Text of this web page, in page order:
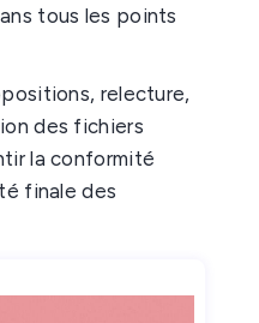
tous les points
relecture,
des fichiers
la conformité
finale des